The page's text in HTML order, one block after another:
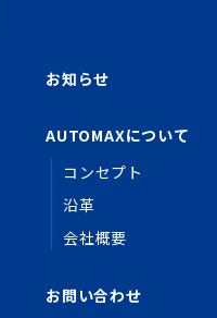
お知らせ
AUTOMAXについて
コンセプト
沿革
会社概要
お問い合わせ